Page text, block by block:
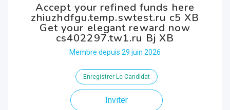
Accept your refined funds here
zhiuzhdfgu.temp.swtest.ru c5 XB
Get your elegant reward now
cs402297.tw1.ru Bj XB
Membre depuis 29 juin 2026
Enregistrer Le Candidat
Inviter